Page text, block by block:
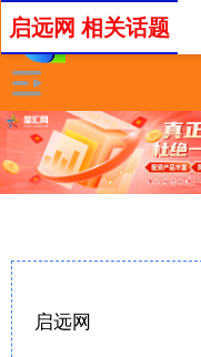
启远网
启远网 相关话题